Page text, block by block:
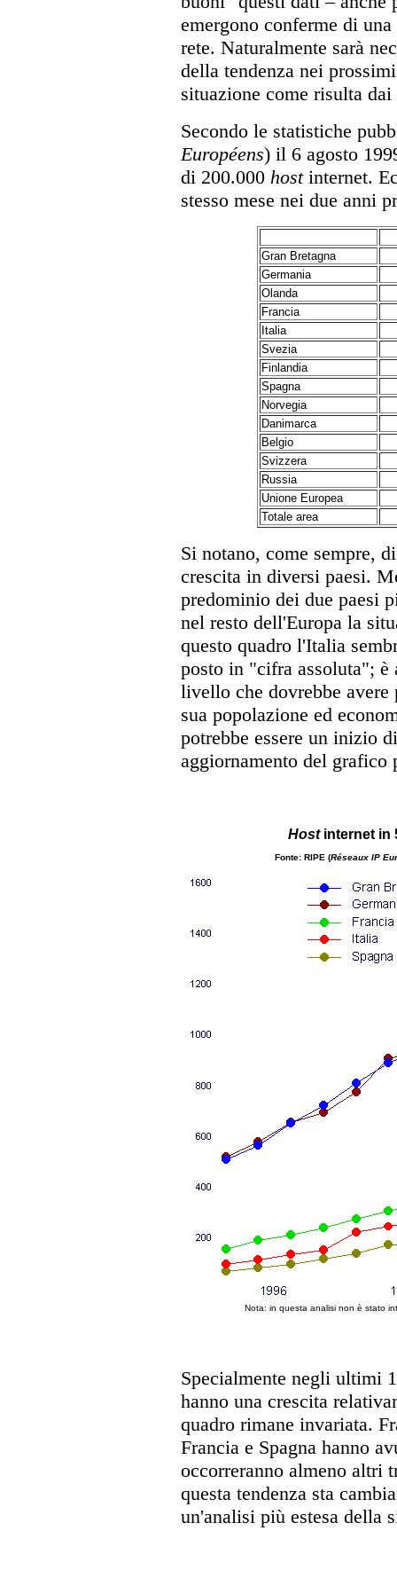
emergono conferme di
rete. Naturalmente sarà
della tendenza nei
situazione come risulta
Secondo le statistiche
Européens) il 6 agosto
di 200.000 hostinternet.
stesso mese nei due anni
Gran Bretagna
Germania
Olanda
Francia
Italia
Svezia
Finlandia
Spagna
Norvegia
Danimarca
Belgio
Svizzera
Russia
Unione Europea
Totale area
Si notano, come sempre,
crescita in diversi paesi.
predominio dei due paesi
nel resto dell'Europa la
questo quadro l'Italia
posto in "cifra assoluta"; è
livello che dovrebbe
sua popolazione ed
potrebbe essere un inizio
aggiornamento del
Hostinternet in
Fonte: RIPE (Réseaux IP
Nota: in questa analisi non è stato
Specialmente negli ultimi
hanno una crescita
quadro rimane invariata.
Francia e Spagna hanno
occorreranno almeno altri
questa tendenza sta
un'analisi più estesa della